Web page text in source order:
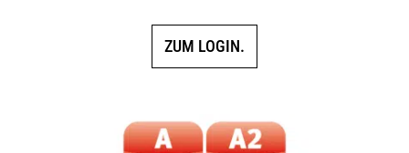
ZUM LOGIN.